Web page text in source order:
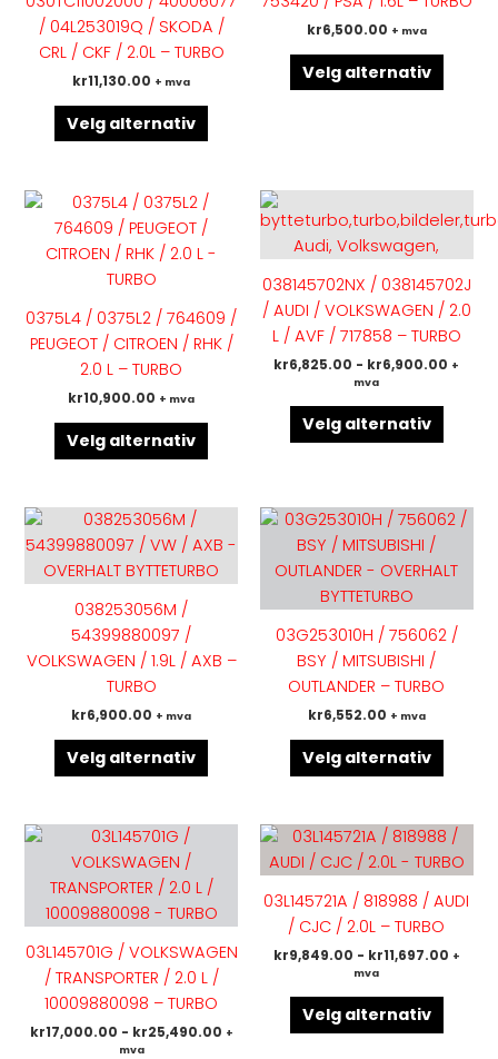
/ 04L253019Q / SKODA /
CRL / CKF / 2.0L – TURBO
kr11,130.00 + mva
Velg alternativ
Alternativene
kan
velges
kr6,500.00 + mva
Velg alternativ
på
0375L4 / 0375L2 / 764609 /
PEUGEOT / CITROEN / RHK /
2.0 L – TURBO
kr10,900.00 + mva
Velg alternativ
Dette
produktet
har
varianter.
Alternativene
kan
produktsiden
038145702NX / 038145702J
/ AUDI / VOLKSWAGEN / 2.0
L / AVF / 717858 – TURBO
kr6,825.00 - kr6,900.00 +
mva
Velg alternativ
flere
kan
på
038253056M /
54399880097 /
VOLKSWAGEN / 1.9L / AXB –
TURBO
kr6,900.00 + mva
Velg alternativ
produktet
har
Alternativene
kan
produktsiden
03G253010H / 756062 /
BSY / MITSUBISHI /
OUTLANDER – TURBO
kr6,552.00 + mva
Velg alternativ
Dette
har
velges
03L145701G / VOLKSWAGEN
/ TRANSPORTER / 2.0 L /
10009880098 – TURBO
kr17,000.00 - kr25,490.00 +
mva
produktet
har
flere
Alternativene
kan
velges
på
03L145721A / 818988 / AUDI
/ CJC / 2.0L – TURBO
kr9,849.00 - kr11,697.00 +
mva
Velg alternativ
Dette
flere
på